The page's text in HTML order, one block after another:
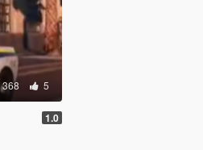
368 5
1.0